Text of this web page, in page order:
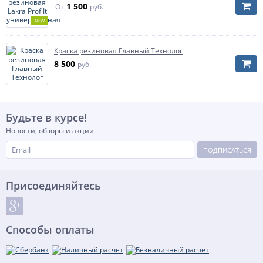
NEW
От 1 500 руб.
Краска резиновая Главный Технолог
8 500 руб.
Будьте в курсе!
Новости, обзоры и акции
ПОДПИСАТЬСЯ
Присоединяйтесь
Способы оплаты